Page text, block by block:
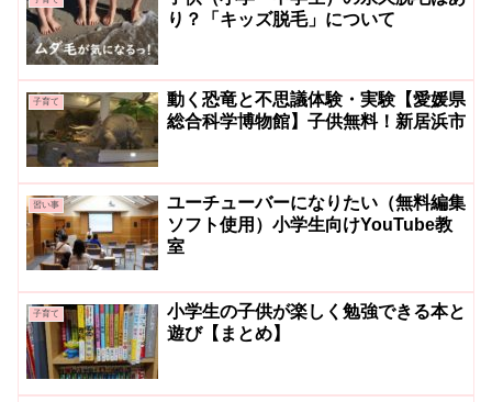
り？「キッズ脱毛」について
子育て
動く恐竜と不思議体験・実験【愛媛県
総合科学博物館】子供無料！新居浜市
習い事
ユーチューバーになりたい（無料編集
ソフト使用）小学生向けYouTube教
室
子育て
小学生の子供が楽しく勉強できる本と
遊び【まとめ】